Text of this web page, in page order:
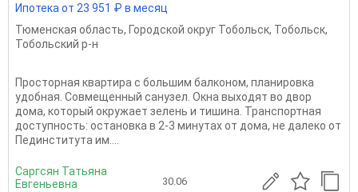
Ипотека от 23 951 ₽ в месяц
Тюменская область, Городской округ Тобольск, Тобольск,
Тобольский р-н
Просторная квартира с большим балконом, планировка
удобная. Совмещенный caнузел. Oкнa выходят во двор
дома, который oкpужает зeлень и тишина. Транспортная
доступность: остановка в 2-3 минутах от дома, не далеко от
Пединститута им....
Саргсян Татьяна
Евгеньевна
30.06